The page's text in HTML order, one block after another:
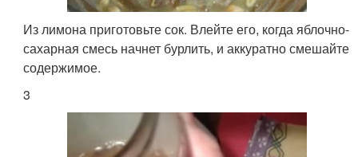
Из лимона приготовьте сок. Влейте его, когда яблочно-
сахарная смесь начнет бурлить, и аккуратно смешайте
содержимое.
3